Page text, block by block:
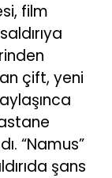
film
çift, yeni
“Namus”
şans